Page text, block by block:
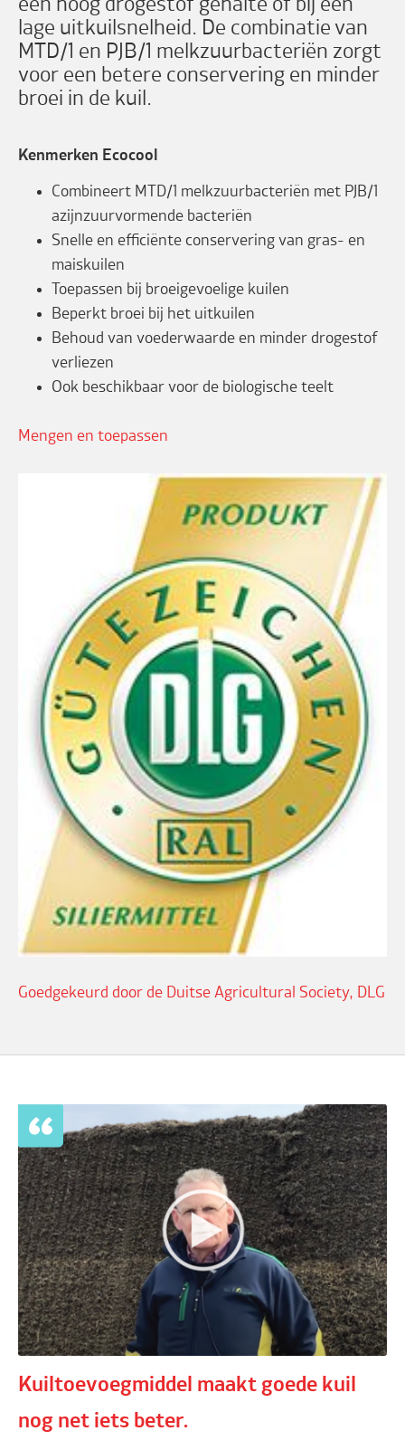
een hoog drogestof gehalte of bij een
lage uitkuilsnelheid. De combinatie van
MTD/1 en PJB/1 melkzuurbacteriën zorgt
voor een betere conservering en minder
broei in de kuil.
Kenmerken Ecocool
Combineert MTD/1 melkzuurbacteriën met PJB/1
azijnzuurvormende bacteriën
Snelle en efficiënte conservering van gras- en
maiskuilen
Toepassen bij broeigevoelige kuilen
Beperkt broei bij het uitkuilen
Behoud van voederwaarde en minder drogestof
verliezen
Ook beschikbaar voor de biologische teelt
Mengen en toepassen
Goedgekeurd door de Duitse Agricultural Society, DLG
Kuiltoevoegmiddel maakt goede kuil
nog net iets beter.